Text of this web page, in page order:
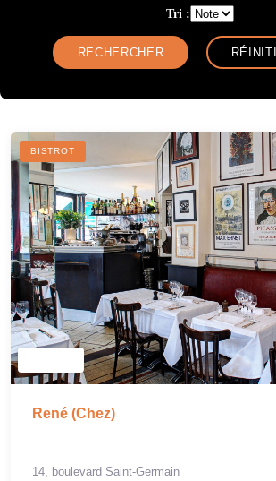
Tri :
BISTROT
René (Chez)
14, boulevard Saint-Germain